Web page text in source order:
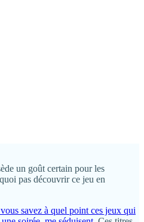
un goût certain pour les
pas découvrir ce jeu en
savez à quel point ces jeux qui